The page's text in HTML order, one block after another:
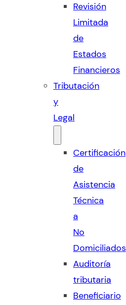
Revisión
Limitada
de
Estados
Financieros
Tributación
y
Legal
Certificación
de
Asistencia
Técnica
a
No
Domiciliados
Auditoría
tributaria
Beneficiario